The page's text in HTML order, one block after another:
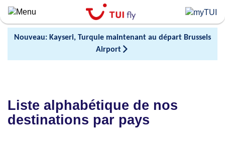
Skip
to
main
contentNouveau: Kayseri, Turquie maintenant au départ Brussels
Airport
Liste alphabétique de nos
destinations par pays